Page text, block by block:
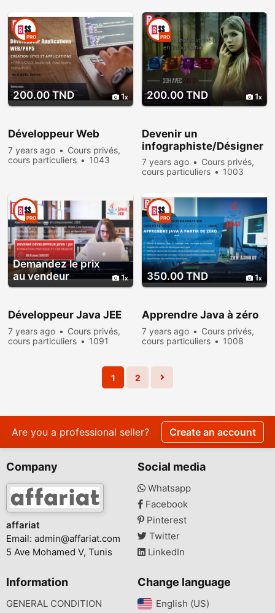
200.00 TND 1
PRO
Développeur Web
7 years ago
Cours privés,
cours particuliers
1043
200.00 TND 1
PRO
Devenir un
infographiste/Désigner
7 years ago
Cours privés,
cours particuliers
1003
Demandez le prix
au vendeur
1
PRO
Développeur Java JEE
7 years ago
Cours privés,
cours particuliers
1091
350.00 TND 1
PRO
Apprendre Java à zéro
7 years ago
Cours privés,
cours particuliers
1008
1 2
Are you a professional seller? Create an account
Company
affariat
Email: admin@affariat.com
5 Ave Mohamed V, Tunis
Social media
Whatsapp
Facebook
Pinterest
Twitter
LinkedIn
Information
GENERAL CONDITION
Change language
English (US)‎